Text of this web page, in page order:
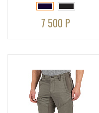
7 500 Р